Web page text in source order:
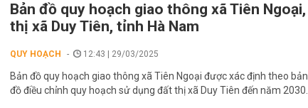
Bản đồ quy hoạch giao thông xã Tiên Ngoại,
thị xã Duy Tiên, tỉnh Hà Nam
QUY HOẠCH 12:43 | 29/03/2025
Bản đồ quy hoạch giao thông xã Tiên Ngoại được xác định theo bản
đồ điều chỉnh quy hoạch sử dụng đất thị xã Duy Tiên đến năm 2030.